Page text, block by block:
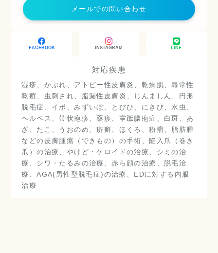
メールでの問い合わせ
FACEBOOK INSTAGRAM LINE
対応疾患
湿疹、かぶれ、アトピー性皮膚炎、乾燥肌、尋常性
乾癬、虫刺され、脂漏性皮膚炎、じんましん、円形
脱毛症、イボ、みずいぼ、とびひ、にきび、水虫、
ヘルペス、帯状疱疹、薬疹、掌蹠膿疱症、白斑、あ
ざ、たこ、うおのめ、疥癬、ほくろ、粉瘤、脂肪腫
などの皮膚腫瘍（できもの）の手術、陥入爪（巻き
爪）の治療、やけど・ケロイドの治療、シミの治
療、シワ・たるみの治療、赤ら顔の治療、脱毛治
療、AGA(男性型脱毛症)の治療、EDに対する内服
治療